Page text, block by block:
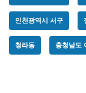
인천광역시 서구
청라동 충청남도